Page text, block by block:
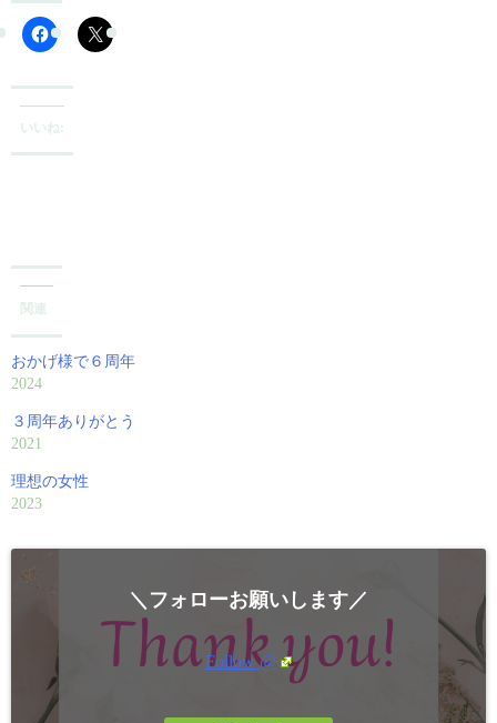
いいね:
関連
おかげ様で６周年
2024
３周年ありがとう
2021
理想の女性
2023
＼フォローお願いします／
Follow @